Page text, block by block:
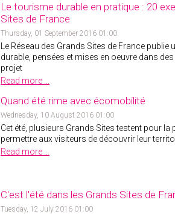
Le tourisme durable en pratique : 20
Sites de France
Thursday, 01 September 2016 01:00
Le Réseau des Grands Sites de France
durable, pensées et mises en oeuvre dans
projet
Read more ...
Quand été rime avec écomobilité
Wednesday, 10 August 2016 01:00
Cet été, plusieurs Grands Sites testent pour
permettre aux visiteurs de découvrir leur
Read more ...
C'est l'été dans les Grands Sites de
Tuesday, 12 July 2016 01:00